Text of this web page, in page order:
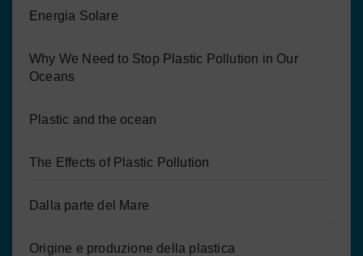
Energia Solare
Why We Need to Stop Plastic Pollution in Our
Oceans
Plastic and the ocean
The Effects of Plastic Pollution
Dalla parte del Mare
Origine e produzione della plastica